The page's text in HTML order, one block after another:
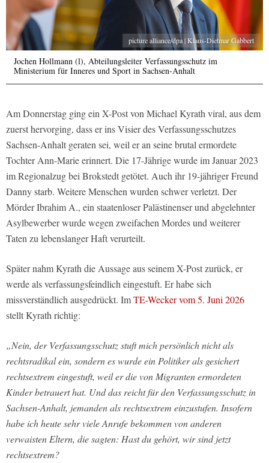
picture alliance/dpa | Klaus-Dietmar Gabbert
Jochen Hollmann (l), Abteilungsleiter Verfassungsschutz im
Ministerium für Inneres und Sport in Sachsen-Anhalt
Am Donnerstag ging ein X-Post von Michael Kyrath viral, aus dem
zuerst hervorging, dass er ins Visier des Verfassungsschutzes
Sachsen-Anhalt geraten sei, weil er an seine brutal ermordete
Tochter Ann-Marie erinnert. Die 17-Jährige wurde im Januar 2023
im Regionalzug bei Brokstedt getötet. Auch ihr 19-jähriger Freund
Danny starb. Weitere Menschen wurden schwer verletzt. Der
Mörder Ibrahim A., ein staatenloser Palästinenser und abgelehnter
Asylbewerber wurde wegen zweifachen Mordes und weiterer
Taten zu lebenslanger Haft verurteilt.
Später nahm Kyrath die Aussage aus seinem X-Post zurück, er
werde als verfassungsfeindlich eingestuft. Er habe sich
missverständlich ausgedrückt. ImTE-Wecker vom 5. Juni 2026
stellt Kyrath richtig:
„Nein, der Verfassungsschutz stuft mich persönlich nicht als
rechtsradikal ein, sondern es wurde ein Politiker als gesichert
rechtsextrem eingestuft, weil er die von Migranten ermordeten
Kinder betrauert hat. Und das reicht für den Verfassungsschutz in
Sachsen-Anhalt, jemanden als rechtsextrem einzustufen. Insofern
habe ich heute sehr viele Anrufe bekommen von anderen
verwaisten Eltern, die sagten: Hast du gehört, wir sind jetzt
rechtsextrem?